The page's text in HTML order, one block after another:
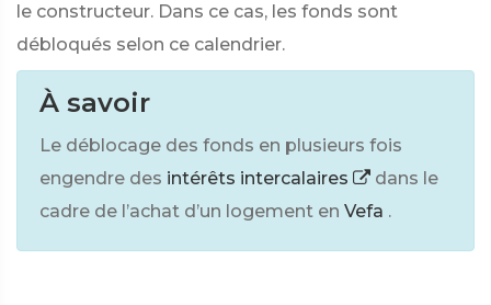
le constructeur. Dans ce cas, les fonds sont
débloqués selon ce calendrier.
À savoir
Le déblocage des fonds en plusieurs fois
engendre des intérêts intercalaires
dans le
cadre de l’achat d’un logement en Vefa .